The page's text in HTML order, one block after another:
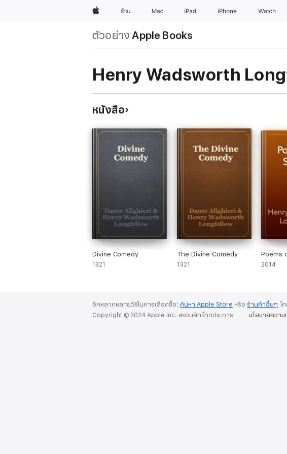
Appleร้าน Mac iPad iPhone Watch
ตัวอย่างApple Books
Henry Wadsworth
หนังสือ
Divine Comedy
1321
The Divine Comedy
1321
Poems
2014
อีกหลากหลายวิธีในการเลือกซื้อ: ค้นหา Apple Store หรือ ร้านค้าอื่นๆ ใ
Copyright © 2024 Apple Inc. สงวนสิทธิ์ทุกประการ นโยบายควา